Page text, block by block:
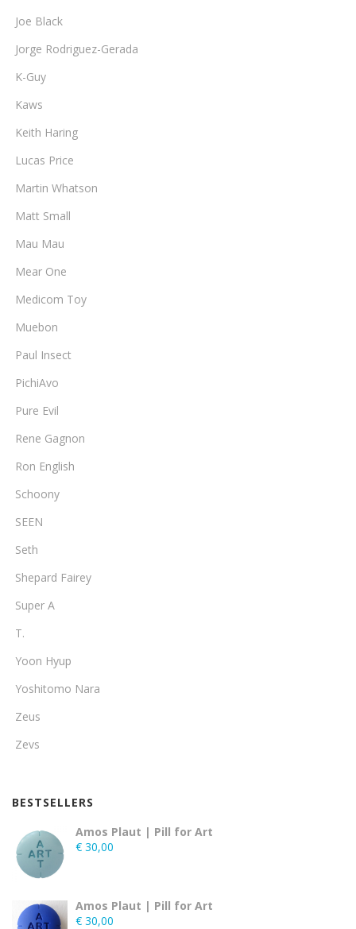
Joe Black
Jorge Rodriguez-Gerada
K-Guy
Kaws
Keith Haring
Lucas Price
Martin Whatson
Matt Small
Mau Mau
Mear One
Medicom Toy
Muebon
Paul Insect
PichiAvo
Pure Evil
Rene Gagnon
Ron English
Schoony
SEEN
Seth
Shepard Fairey
Super A
T.
Yoon Hyup
Yoshitomo Nara
Zeus
Zevs
BESTSELLERS
Amos Plaut | Pill for Art
€ 30,00
Amos Plaut | Pill for Art
€ 30,00